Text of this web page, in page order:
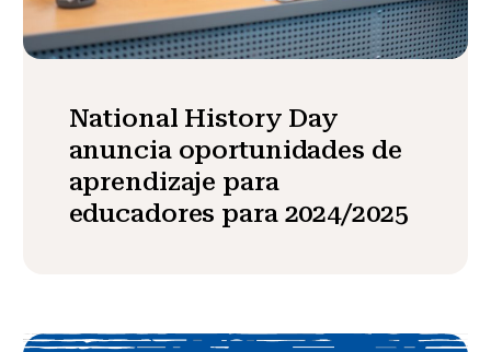
National History Day
anuncia oportunidades de
aprendizaje para
educadores para 2024/2025